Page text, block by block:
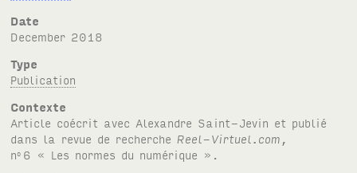
Date
December 2018
Type
Publication
Contexte
Article coécrit avec Alexandre Saint-Jevin et publié
dans la revue de recherche Reel-Virtuel.com ,
no 6 « Les normes du numérique ».